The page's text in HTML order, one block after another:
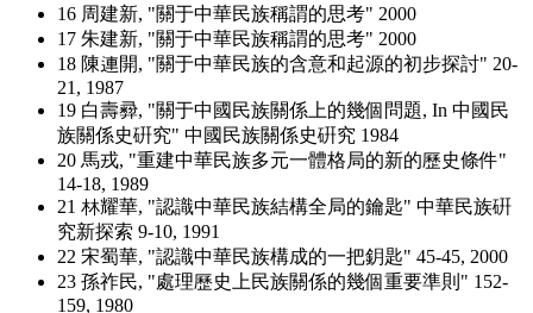
16 周建新, "關于中華民族稱謂的思考" 2000
17 朱建新, "關于中華民族稱謂的思考" 2000
18 陳連開, "關于中華民族的含意和起源的初步探討" 20-
21, 1987
19 白壽彛, "關于中國民族關係上的幾個問題, In 中國民
族關係史硏究" 中國民族關係史硏究 1984
20 馬戎, "重建中華民族多元一體格局的新的歷史條件"
14-18, 1989
21 林耀華, "認識中華民族結構全局的鑰匙" 中華民族硏
究新探索 9-10, 1991
22 宋蜀華, "認識中華民族構成的一把鈅匙" 45-45, 2000
23 孫祚民, "處理歷史上民族關係的幾個重要準則" 152-
159, 1980